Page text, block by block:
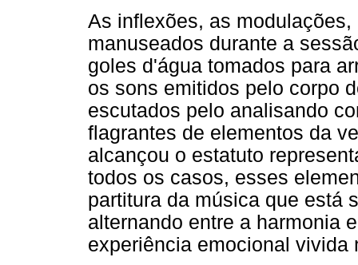
As inflexões, as
manuseados durante a
goles d'água tomados para
os sons emitidos pelo corpo
escutados pelo analisando
flagrantes de elementos da
alcançou o estatuto
todos os casos, esses
partitura da música que está
alternando entre a harmonia
experiência emocional vivida